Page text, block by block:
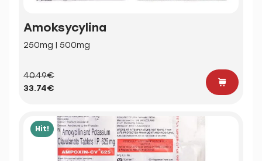
Amoksycylina
250mg | 500mg
40.49€
33.74€
Hit!